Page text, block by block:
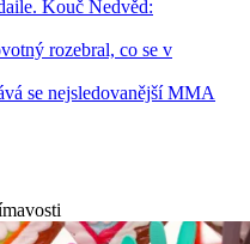
Kouč Nedvěd:
rozebral, co se v
se nejsledovanější MMA